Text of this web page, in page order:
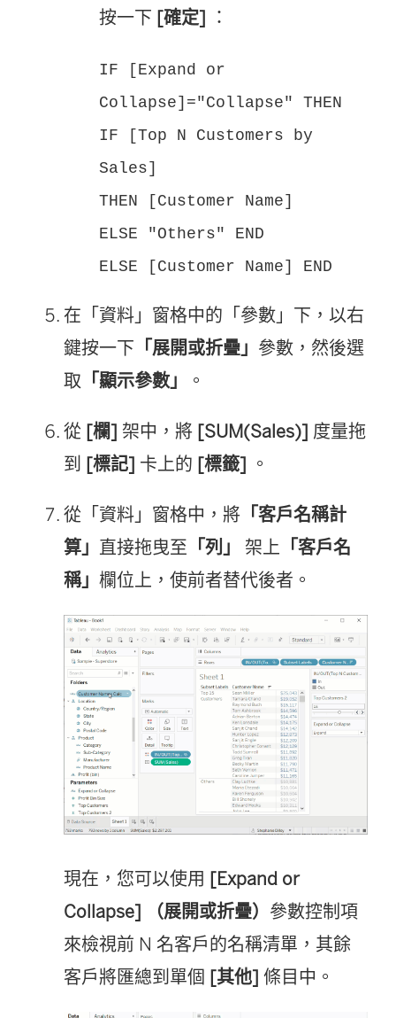
按一下 [確定] ：
IF [Expand or
Collapse]="Collapse" THEN
IF [Top N Customers by
Sales]
THEN [Customer Name]
ELSE "Others" END
ELSE [Customer Name] END
在「資料」窗格中的「參數」下，以右
鍵按一下 「展開或折疊」 參數，然後選
取 「顯示參數」 。
從 [欄] 架中，將 [SUM(Sales)] 度量拖
到 [標記] 卡上的 [標籤] 。
從「資料」窗格中，將 「客戶名稱計
算」 直接拖曳至 「列」 架上 「客戶名
稱」 欄位上，使前者替代後者。
現在，您可以使用 [Expand or
Collapse] （展開或折疊） 參數控制項
來檢視前 N 名客戶的名稱清單，其餘
客戶將匯總到單個 [其他] 條目中。